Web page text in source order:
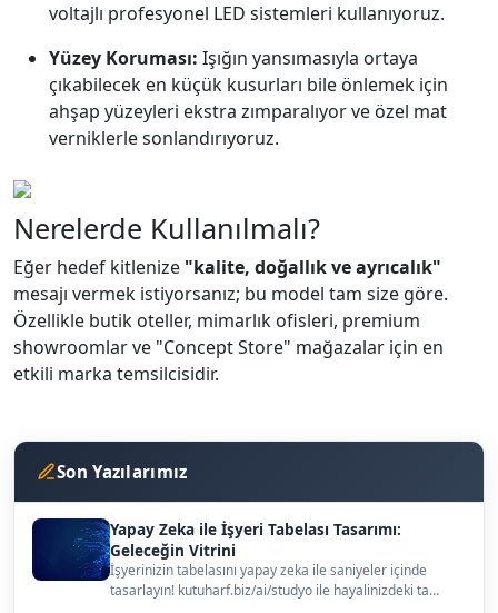
voltajlı profesyonel LED sistemleri kullanıyoruz.
Yüzey Koruması: Işığın yansımasıyla ortaya
çıkabilecek en küçük kusurları bile önlemek için
ahşap yüzeyleri ekstra zımparalıyor ve özel mat
verniklerle sonlandırıyoruz.
Nerelerde Kullanılmalı?
Eğer hedef kitlenize "kalite, doğallık ve ayrıcalık"
mesajı vermek istiyorsanız; bu model tam size göre.
Özellikle butik oteller, mimarlık ofisleri, premium
showroomlar ve "Concept Store" mağazalar için en
etkili marka temsilcisidir.
Son Yazılarımız
Yapay Zeka ile İşyeri Tabelası Tasarımı:
Geleceğin Vitrini
İşyerinizin tabelasını yapay zeka ile saniyeler içinde
tasarlayın! kutuharf.biz/ai/studyo ile hayalinizdeki ta…